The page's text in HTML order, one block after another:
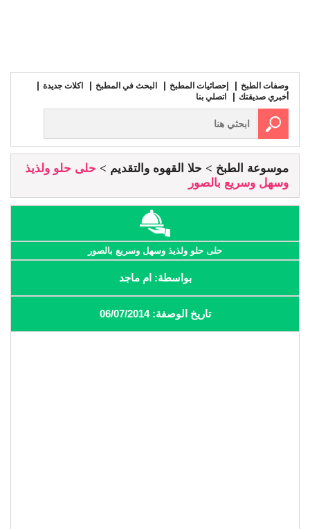
وصفات الطبخ إحصائيات المطبخ البحث في المطبخ
اكلات جديدة
أخبري صديقتك
اتصلي بنا
موسوعة الطبخ حلا القهوه والتقديم
حلى حلو ولذيذ
وسهل وسريع بالصور
حلى حلو ولذيذ وسهل وسريع بالصور
بواسطة: ام ماجد
تاريخ الوصفة: 06/07/2014